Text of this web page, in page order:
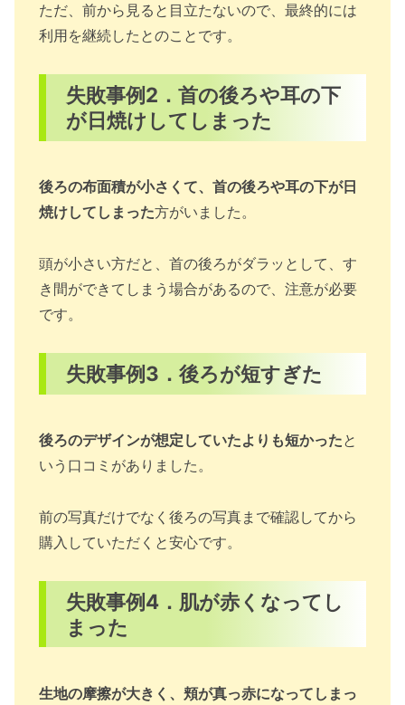
ただ、前から見ると目立たないので、最終的には
利用を継続したとのことです。
失敗事例2．首の後ろや耳の下
が日焼けしてしまった
後ろの布面積が小さくて、首の後ろや耳の下が日
焼けしてしまった方がいました。
頭が小さい方だと、首の後ろがダラッとして、す
き間ができてしまう場合があるので、注意が必要
です。
失敗事例3．後ろが短すぎた
後ろのデザインが想定していたよりも短かったと
いう口コミがありました。
前の写真だけでなく後ろの写真まで確認してから
購入していただくと安心です。
失敗事例4．肌が赤くなってし
まった
生地の摩擦が大きく、頬が真っ赤になってしまっ